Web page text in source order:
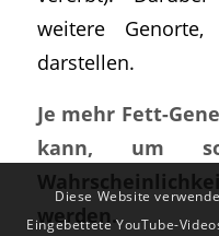
weitere
darstellen.
Je mehr Fett-
kann, um
werden.
Diese Website
Eingebettete YouTube-